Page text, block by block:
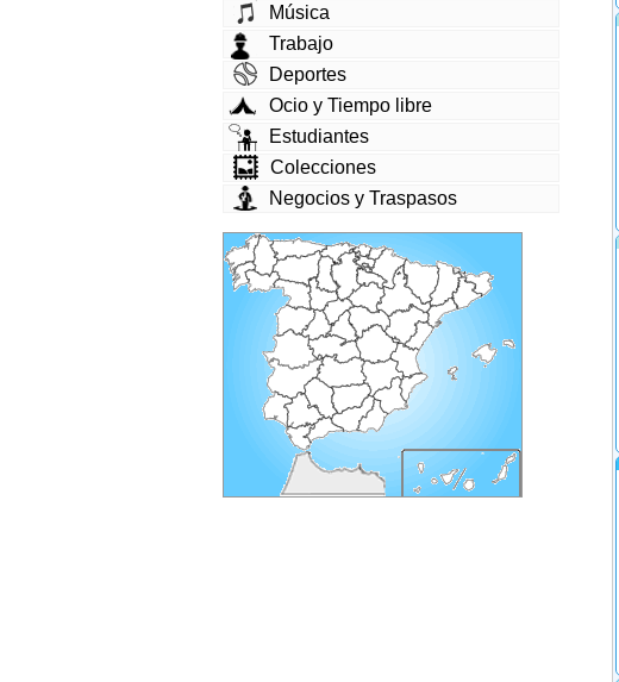
Música
Trabajo
Deportes
Ocio y Tiempo libre
Estudiantes
Colecciones
Negocios y Traspasos